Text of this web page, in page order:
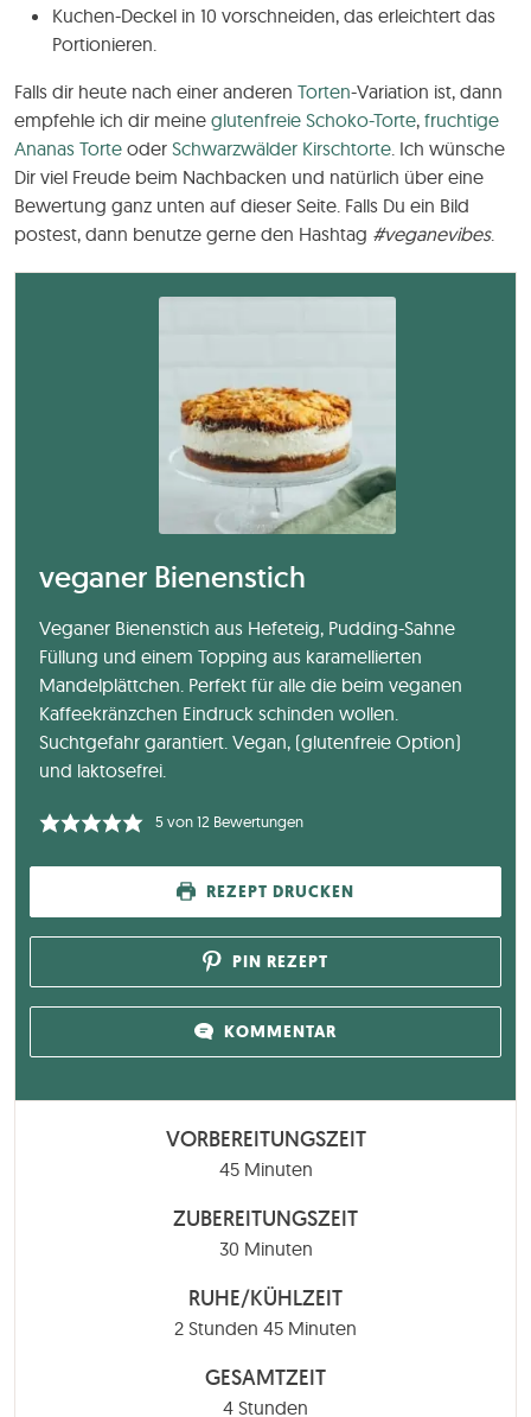
Kuchen-Deckel in 10 vorschneiden, das erleichtert das
Portionieren.
Falls dir heute nach einer anderen Torten-Variation ist, dann
empfehle ich dir meine glutenfreie Schoko-Torte, fruchtige
Ananas Torte oder Schwarzwälder Kirschtorte . Ich wünsche
Dir viel Freude beim Nachbacken und natürlich über eine
Bewertung ganz unten auf dieser Seite. Falls Du ein Bild
postest, dann benutze gerne den Hashtag #veganevibes.
veganer Bienenstich
Veganer Bienenstich aus Hefeteig, Pudding-Sahne
Füllung und einem Topping aus karamellierten
Mandelplättchen. Perfekt für alle die beim veganen
Kaffeekränzchen Eindruck schinden wollen.
Suchtgefahr garantiert. Vegan, (glutenfreie Option)
und laktosefrei.
5von12 Bewertungen
REZEPT DRUCKEN
PIN REZEPT
KOMMENTAR
VORBEREITUNGSZEIT
45Minuten
Minuten
ZUBEREITUNGSZEIT
30Minuten
Minuten
RUHE/KÜHLZEIT
2Stunden
Stunden 45Minuten
Minuten
GESAMTZEIT
4Stunden
Stunden